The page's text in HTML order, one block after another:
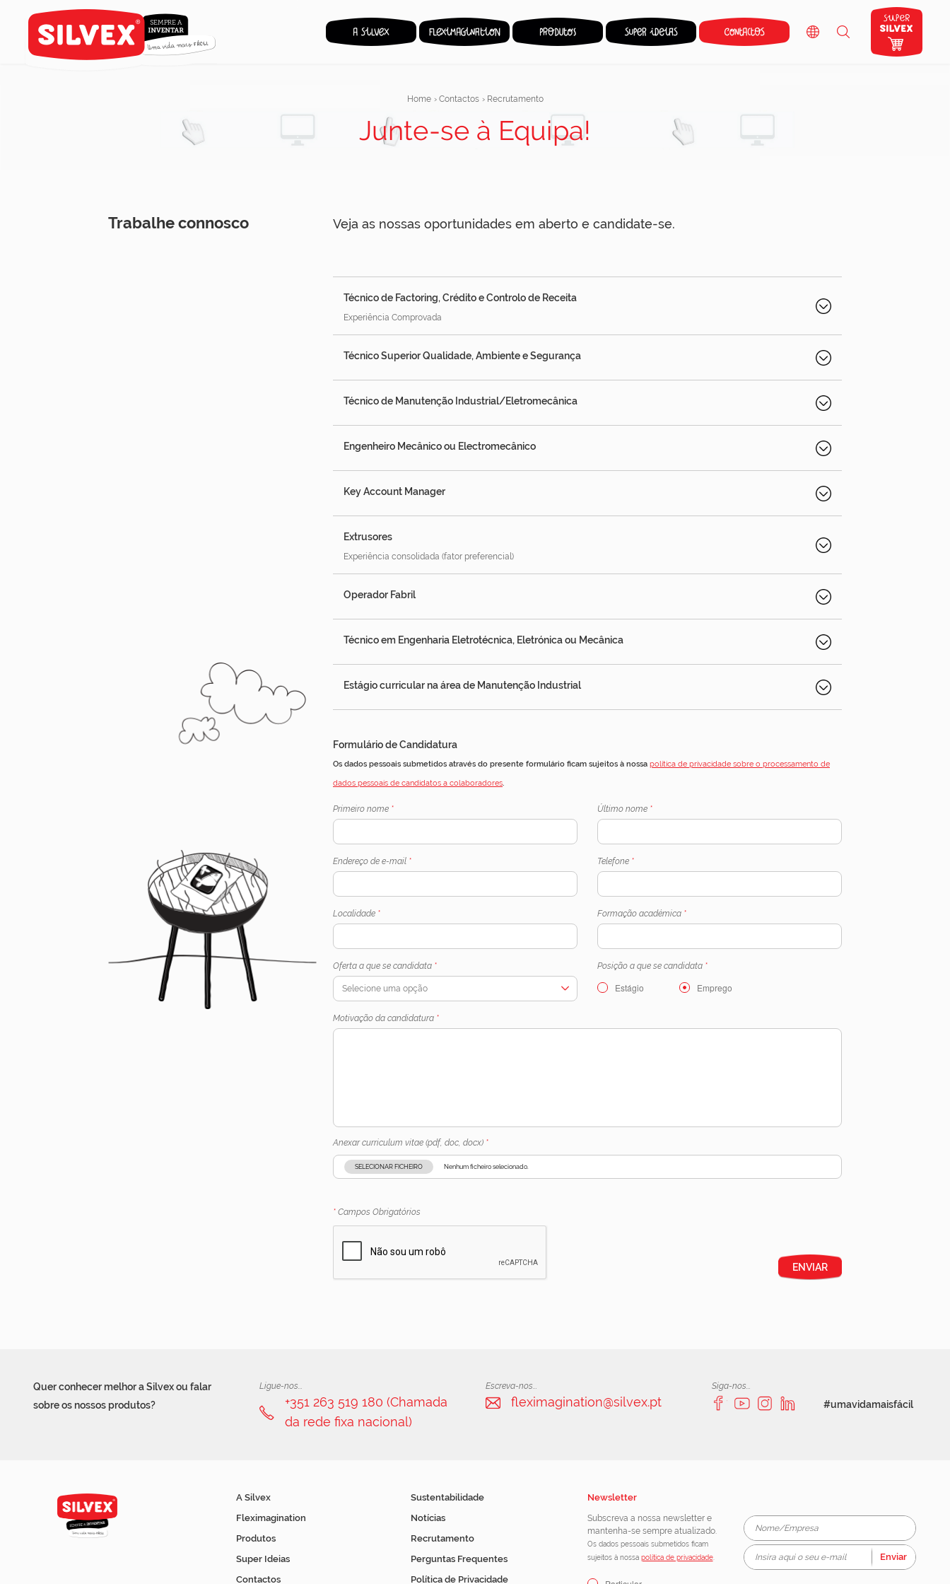
Home › Contactos › Recrutamento
Junte-se à Equipa!
Trabalhe connosco Veja as nossas oportunidades em aberto e candidate-se.
Técnico de Factoring, Crédito e Controlo de Receita
Experiência Comprovada
Técnico Superior Qualidade, Ambiente e Segurança
Técnico de Manutenção Industrial/Eletromecânica
Engenheiro Mecânico ou Electromecânico
Key Account Manager
Extrusores
Experiência consolidada (fator preferencial)
Operador Fabril
Técnico em Engenharia Eletrotécnica, Eletrónica ou Mecânica
Estágio curricular na área de Manutenção Industrial
Formulário de Candidatura
Os dados pessoais submetidos através do presente formulário ficam sujeitos à nossa política de privacidade sobre o processamento de
dados pessoais de candidatos a colaboradores.
Primeiro nome * Último nome *
Endereço de e-mail * Telefone *
Localidade * Formação académica *
Oferta a que se candidata *
Selecione uma opção
Posição a que se candidata *
Estágio Emprego
Motivação da candidatura *
Anexar curriculum vitae (pdf, doc, docx) *
SELECIONAR FICHEIRO Nenhum ficheiro selecionado.
* Campos Obrigatórios
ENVIAR
Quer conhecer melhor a Silvex ou falar
sobre os nossos produtos?
Ligue-nos...
+351 263 519 180 (Chamada
da rede fixa nacional)
Escreva-nos...
fleximagination@silvex.pt
Siga-nos...
#umavidamaisfácil
A Silvex
Fleximagination
Produtos
Super Ideias
Contactos
Sustentabilidade
Notícias
Recrutamento
Perguntas Frequentes
Política de Privacidade
Newsletter
Subscreva a nossa newsletter e
mantenha-se sempre atualizado.
Os dados pessoais submetidos ficam
sujeitos à nossa política de privacidade. Enviar